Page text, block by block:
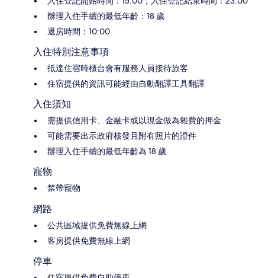
辦理入住手續的最低年齡：18 歲
退房時間：10:00
入住特別注意事項
抵達住宿時櫃台會有服務人員接待旅客
住宿提供的資訊可能經由自動翻譯工具翻譯
入住須知
需提供信用卡、金融卡或以現金做為雜費的押金
可能需要出示政府核發且附有照片的證件
辦理入住手續的最低年齡為 18 歲
寵物
禁帶寵物
網路
公共區域提供免費無線上網
客房提供免費無線上網
停車